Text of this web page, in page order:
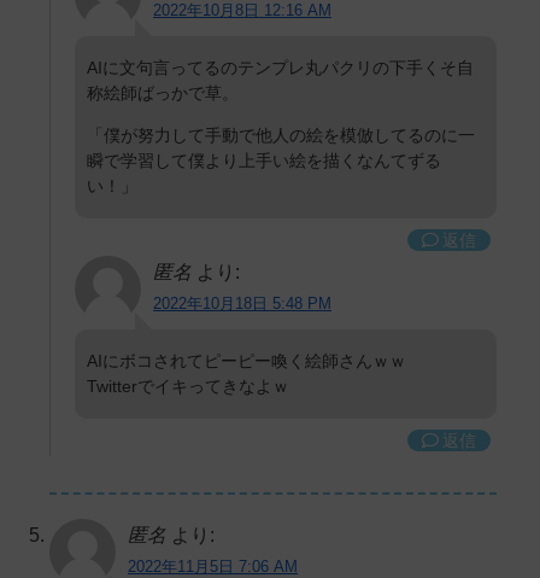
2022年10月8日 12:16 AM
AIに文句言ってるのテンプレ丸パクリの下手くそ自
称絵師ばっかで草。
「僕が努力して手動で他人の絵を模倣してるのに一
瞬で学習して僕より上手い絵を描くなんてずる
い！」
返信
匿名 より:
2022年10月18日 5:48 PM
AIにボコされてピーピー喚く絵師さんｗｗ
Twitterでイキってきなよｗ
返信
匿名 より:
2022年11月5日 7:06 AM